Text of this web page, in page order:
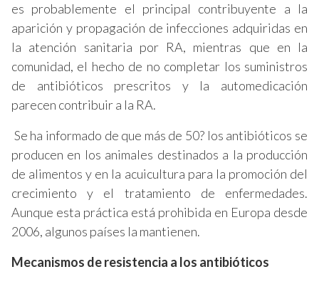
es probablemente el principal contribuyente a la
aparición y propagación de infecciones adquiridas en
la atención sanitaria por RA, mientras que en la
comunidad, el hecho de no completar los suministros
de antibióticos prescritos y la automedicación
parecen contribuir a la RA.
Se ha informado de que más de 50? los antibióticos se
producen en los animales destinados a la producción
de alimentos y en la acuicultura para la promoción del
crecimiento y el tratamiento de enfermedades.
Aunque esta práctica está prohibida en Europa desde
2006, algunos países la mantienen.
Mecanismos de resistencia a los antibióticos